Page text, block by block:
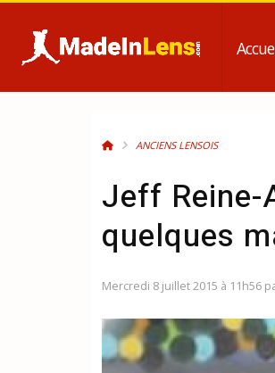
ANCIENS LENSOIS
Jeff Reine-
quelques
Mercredi 8 juillet 2015 à 11h56